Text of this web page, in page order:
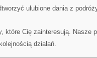
ulubione dania z
które Cię zainteresują. Nasze
działań.